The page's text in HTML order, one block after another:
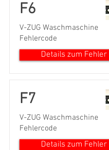
F6
V-ZUG Waschmaschine
Fehlercode
Details zum Fehler
F7
V-ZUG Waschmaschine
Fehlercode
Details zum Fehler